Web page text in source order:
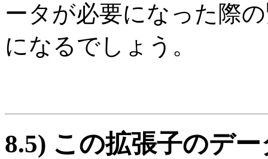
ータが必要になった際
になるでしょう。
8.5) この拡張子のデ